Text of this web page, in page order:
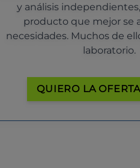
y análisis
producto que mejor se
necesidades. Muchos de
laboratorio.
QUIERO LA